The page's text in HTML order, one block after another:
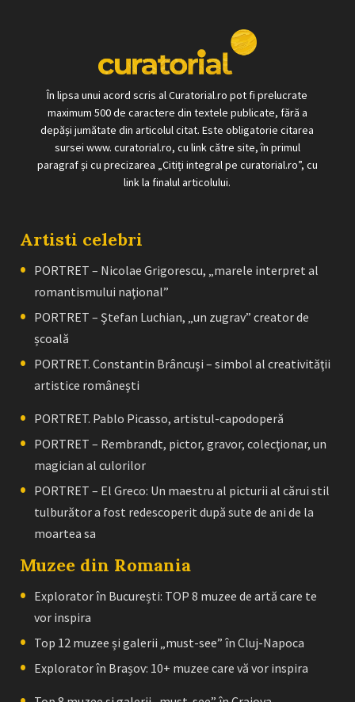
În lipsa unui acord scris al Curatorial.ro pot fi prelucrate
maximum 500 de caractere din textele publicate, fără a
depăși jumătate din articolul citat. Este obligatorie citarea
sursei www. curatorial.ro, cu link către site, în primul
paragraf și cu precizarea „Citiți integral pe curatorial.ro”, cu
link la finalul articolului.
Artisti celebri
PORTRET – Nicolae Grigorescu, „marele interpret al
romantismului naţional”
PORTRET – Ştefan Luchian, „un zugrav” creator de
școală
PORTRET. Constantin Brâncuşi – simbol al creativităţii
artistice româneşti
PORTRET. Pablo Picasso, artistul-capodoperă
PORTRET – Rembrandt, pictor, gravor, colecţionar, un
magician al culorilor
PORTRET – El Greco: Un maestru al picturii al cărui stil
tulburător a fost redescoperit după sute de ani de la
moartea sa
Muzee din Romania
Explorator în București: TOP 8 muzee de artă care te
vor inspira
Top 12 muzee și galerii „must-see” în Cluj-Napoca
Explorator în Brașov: 10+ muzee care vă vor inspira